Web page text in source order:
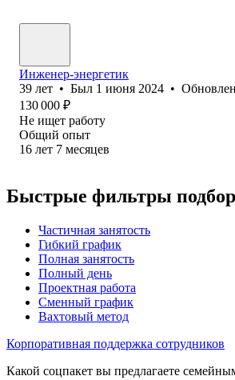
Инженер-энергетик
39 лет • Был 1 июня 2024 •
130 000 ₽
Не ищет работу
Общий опыт
16 лет 7 месяцев
Быстрые фильтры
Частичная занятость
Гибкий график
Полная занятость
Полный день
Проектная работа
Сменный график
Вахтовый метод
Корпоративная поддержка сотрудников
Какой соцпакет вы предлагаете